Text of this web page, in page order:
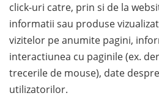
click-uri catre, prin si de la
informatii sau produse
vizitelor pe anumite pagini,
interactiunea cu paginile (ex.
trecerile de mouse), date
utilizatorilor.